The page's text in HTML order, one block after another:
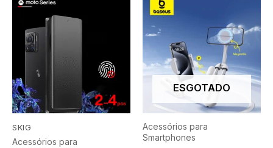
SKIG
Acessórios para
ESGOTADO
Acessórios para
Smartphones